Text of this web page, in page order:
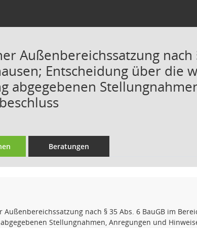
Außenbereichssatzung
Entscheidung über die
abgegebenen
Beratungen
Außenbereichssatzung nach § 35 Abs. 6 BauGB im
Stellungnahmen, Anregungen und